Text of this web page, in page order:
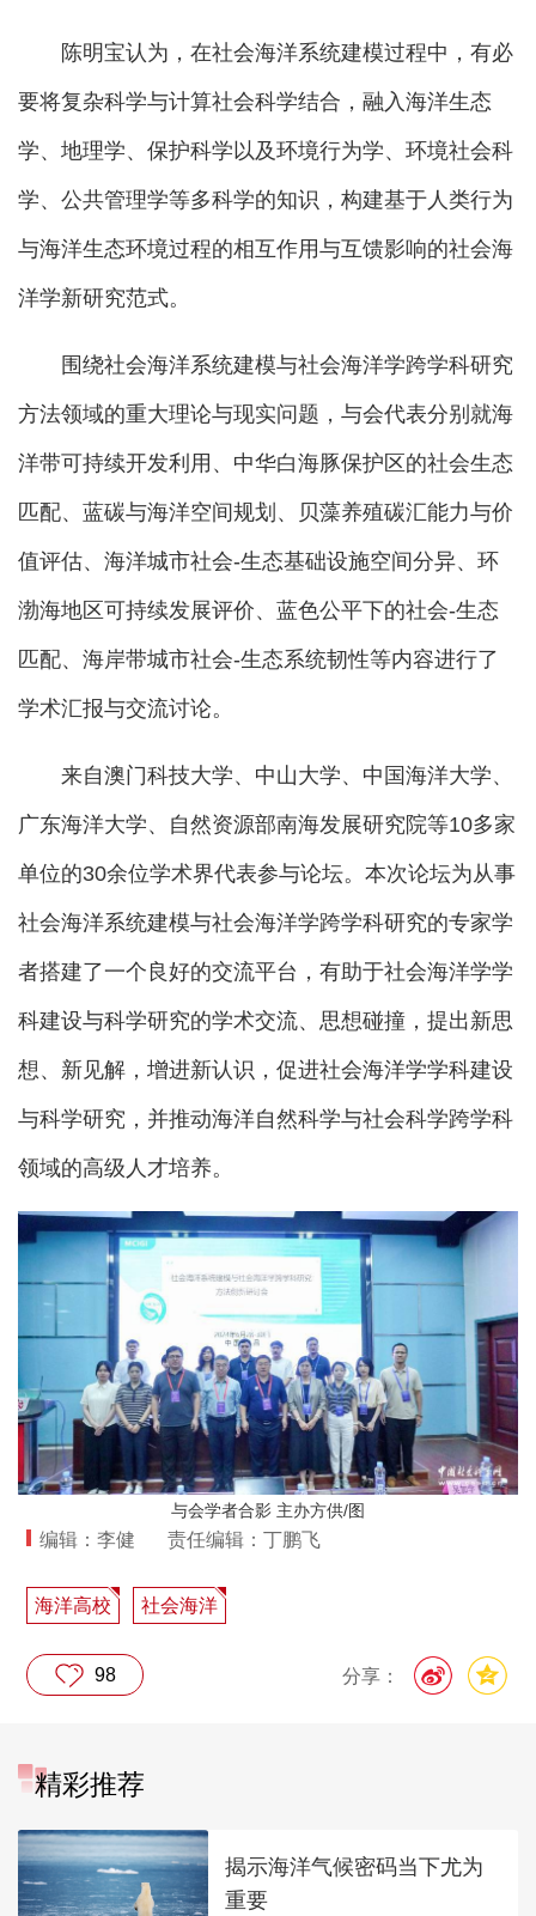
陈明宝认为，在社会海洋系统建模过程中，有必
要将复杂科学与计算社会科学结合，融入海洋生态
学、地理学、保护科学以及环境行为学、环境社会科
学、公共管理学等多科学的知识，构建基于人类行为
与海洋生态环境过程的相互作用与互馈影响的社会海
洋学新研究范式。
围绕社会海洋系统建模与社会海洋学跨学科研究
方法领域的重大理论与现实问题，与会代表分别就海
洋带可持续开发利用、中华白海豚保护区的社会生态
匹配、蓝碳与海洋空间规划、贝藻养殖碳汇能力与价
值评估、海洋城市社会-生态基础设施空间分异、环
渤海地区可持续发展评价、蓝色公平下的社会-生态
匹配、海岸带城市社会-生态系统韧性等内容进行了
学术汇报与交流讨论。
来自澳门科技大学、中山大学、中国海洋大学、
广东海洋大学、自然资源部南海发展研究院等10多家
单位的30余位学术界代表参与论坛。本次论坛为从事
社会海洋系统建模与社会海洋学跨学科研究的专家学
者搭建了一个良好的交流平台，有助于社会海洋学学
科建设与科学研究的学术交流、思想碰撞，提出新思
想、新见解，增进新认识，促进社会海洋学学科建设
与科学研究，并推动海洋自然科学与社会科学跨学科
领域的高级人才培养。
与会学者合影 主办方供/图
编辑：李健 责任编辑：丁鹏飞
海洋高校 社会海洋
分享：
98
精彩推荐
揭示海洋气候密码当下尤为
重要